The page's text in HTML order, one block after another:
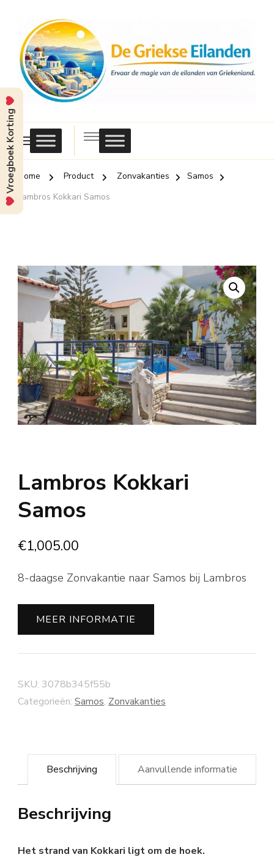
Griekse
Eilanden
Home Product Zonvakanties
Samos
Lambros Kokkari Samos
Lambros Kokkari
Samos
€1,005.00
8-daagse Zonvakantie naar Samos bij Lambros
MEER INFORMATIE
SKU: 3078b345f55b
Categorieën: Samos, Zonvakanties
Beschrijving Aanvullende informatie
Beschrijving
Het strand van Kokkari ligt om de hoek.
Vroegboek Korting